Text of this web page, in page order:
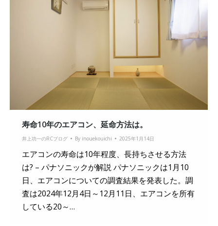
寿命10年のエアコン、延命方法は。
井上功一のRCブログ By inouekouichi 2025年1月14日
エアコンの寿命は10年程度、長持ちさせる方法
は? – パナソニックが解説 パナソニックは1月10
日、エアコンについての調査結果を発表した。調
査は2024年12月4日～12月11日、エアコンを所有
している20～…